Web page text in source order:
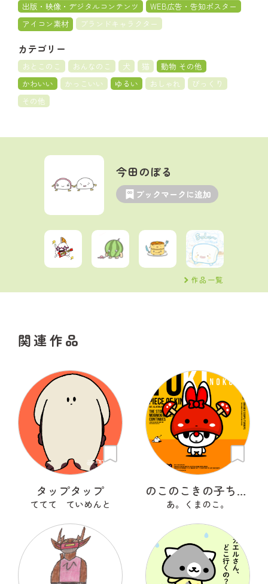
出版・映像・デジタルコンテンツ
WEB広告・告知ポスター
アイコン素材
ブランドキャラクター
カテゴリー
おとこのこ おんなのこ 犬 猫
動物 その他
かわいい
かっこいい ゆるい おしゃれ
びっくり
その他
今田のぼる
ブックマークに追加
作品一覧
関連作品
タップタップ
ててて ていめんと
のこのこきの子ちゃん
あ。くまのこ。